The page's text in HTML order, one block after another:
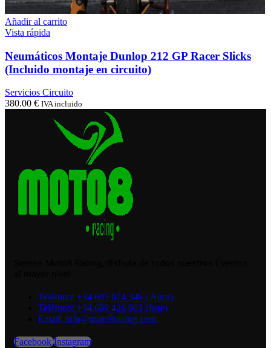
Añadir al carrito
Vista rápida
Neumáticos Montaje Dunlop 212 GP Racer Slicks
(Incluido montaje en circuito)
Servicios Circuito
380.00 € IVA incluido
Teléfono: +34 605 074 346 ( Aitor)
Teléfono: +34 699 426 963 (Jose)
Email: info@moto8racing.com
Facebook Instagram